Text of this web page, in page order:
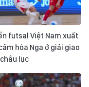
futsal Việt Nam xuất
hòa Nga ở giải giao
lục